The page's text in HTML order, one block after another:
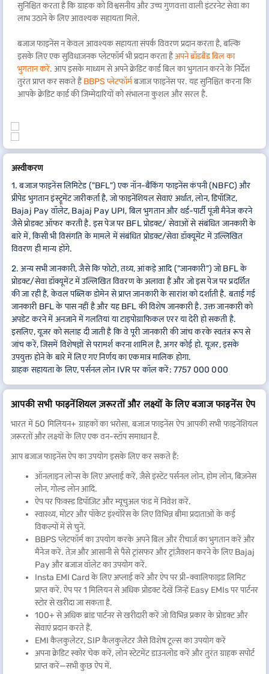
सुनिश्चित करता है कि ग्राहक को विश्वसनीय और उच्च गुणवत्ता वाली इंटरनेट सेवा का
लाभ उठाने के लिए आवश्यक सहायता मिले.
बजाज फाइनेंस न केवल आवश्यक सहायता संपर्क विवरण प्रदान करता है, बल्कि
इसके लिए एक सुविधाजनक प्लेटफॉर्म भी प्रदान करता हैअपने ब्रॉडबैंड बिल का
भुगतान करें. आप इसके माध्यम से अपने क्रेडिट कार्ड बिल का भुगतान करने के निर्देश
तुरंत प्राप्त कर सकते हैंBBPS प्लेटफॉर्मबजाज फाइनेंस पर. यह सुनिश्चित करना कि
आपके क्रेडिट कार्ड की जिम्मेदारियों को संभालना कुशल और सरल है.
अस्वीकरण
1. बजाज फाइनेंस लिमिटेड ("BFL") एक नॉन-बैंकिंग फाइनेंस कंपनी (NBFC) और
प्रीपेड भुगतान इंस्ट्रूमेंट जारीकर्ता है, जो फाइनेंशियल सेवाएं अर्थात, लोन, डिपॉज़िट,
Bajaj Pay वॉलेट, Bajaj Pay UPI, बिल भुगतान और थर्ड-पार्टी पूंजी मैनेज करने
जैसे प्रोडक्ट ऑफर करती है. इस पेज पर BFL प्रोडक्ट/ सेवाओं से संबंधित जानकारी के
बारे में, किसी भी विसंगति के मामले में संबंधित प्रोडक्ट/सेवा डॉक्यूमेंट में उल्लिखित
विवरण ही मान्य होंगे.
2. अन्य सभी जानकारी, जैसे कि फोटो, तथ्य, आंकड़े आदि ("जानकारी") जो BFL के
प्रोडक्ट/सेवा डॉक्यूमेंट में उल्लिखित विवरण के अलावा हैं और जो इस पेज पर प्रदर्शित
की जा रही हैं, केवल पब्लिक डोमेन से प्राप्त जानकारी के सारांश को दर्शाती है. बताई गई
जानकारी BFL के पास नहीं है और यह BFL की विशेष जानकारी है. उक्त जानकारी को
अपडेट करने में अनजाने में गलतियां या टाइपोग्राफिकल एरर या देरी हो सकती है.
इसलिए, यूज़र को सलाह दी जाती है कि वे पूरी जानकारी की जांच करके स्वतंत्र रूप से
जांच करें, जिसमें विशेषज्ञों से परामर्श करना शामिल है, अगर कोई हो. यूज़र, इसके
उपयुक्त होने के बारे में लिए गए निर्णय का एकमात्र मालिक होगा.
ग्राहक सहायता के लिए, पर्सनल लोन IVR पर कॉल करें: 7757 000 000
आपकी सभी फाइनेंशियल ज़रूरतों और लक्ष्यों के लिए बजाज फाइनेंस ऐप
भारत में 50 मिलियन+ ग्राहकों का भरोसा, बजाज फाइनेंस ऐप आपकी सभी फाइनेंशियल
ज़रूरतों और लक्ष्यों के लिए एक वन-स्टॉप समाधान है.
आप बजाज फाइनेंस ऐप का उपयोग इसके लिए कर सकते हैं:
ऑनलाइन लोन्स के लिए अप्लाई करें, जैसे इंस्टेंट पर्सनल लोन, होम लोन, बिज़नेस
लोन, गोल्ड लोन आदि.
ऐप पर फिक्स्ड डिपॉज़िट और म्यूचुअल फंड में निवेश करें.
स्वास्थ्य, मोटर और पॉकेट इंश्योरेंस के लिए विभिन्न बीमा प्रदाताओं के कई
विकल्पों में से चुनें.
BBPS प्लेटफॉर्म का उपयोग करके अपने बिल और रीचार्ज का भुगतान करें और
मैनेज करें. तेज़ और आसानी से पैसे ट्रांसफर और ट्रांज़ैक्शन करने के लिए Bajaj
Pay और बजाज वॉलेट का उपयोग करें.
Insta EMI Card के लिए अप्लाई करें और ऐप पर प्री-क्वालिफाइड लिमिट
प्राप्त करें. ऐप पर 1 मिलियन से अधिक प्रोडक्ट देखें जिन्हें Easy EMIs पर पार्टनर
स्टोर से खरीदा जा सकता है.
100+ से अधिक ब्रांड पार्टनर से खरीदारी करें जो विभिन्न प्रकार के प्रोडक्ट और
सेवाएं प्रदान करते हैं.
EMI कैलकुलेटर, SIP कैलकुलेटर जैसे विशेष टूल्स का उपयोग करें
अपना क्रेडिट स्कोर चेक करें, लोन स्टेटमेंट डाउनलोड करें और तुरंत ग्राहक सपोर्ट
प्राप्त करें—सभी कुछ ऐप में.